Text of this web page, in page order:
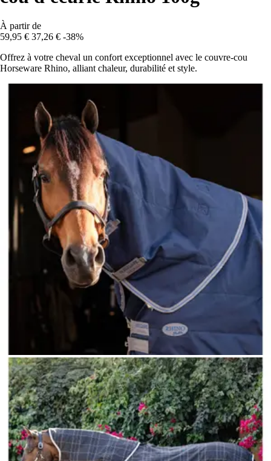
À partir de
59,95 € 37,26 € -38%
Offrez à votre cheval un confort exceptionnel avec le couvre-cou
Horseware Rhino, alliant chaleur, durabilité et style.